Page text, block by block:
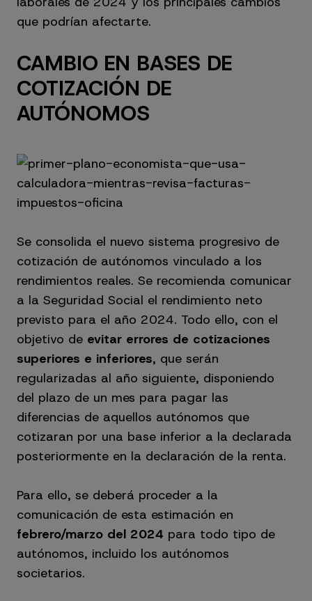
que podrían afectarte.
CAMBIO EN BASES DE
COTIZACIÓN DE
AUTÓNOMOS
Se consolida el nuevo sistema progresivo de
cotización de autónomos vinculado a los
rendimientos reales. Se recomienda comunicar
a la Seguridad Social el rendimiento neto
previsto para el año 2024. Todo ello, con el
objetivo de evitar errores de cotizaciones
superiores e inferiores, que serán
regularizadas al año siguiente, disponiendo
del plazo de un mes para pagar las
diferencias de aquellos autónomos que
cotizaran por una base inferior a la declarada
posteriormente en la declaración de la renta.
Para ello, se deberá proceder a la
comunicación de esta estimación en
febrero/marzo del 2024 para todo tipo de
autónomos, incluido los autónomos
societarios.